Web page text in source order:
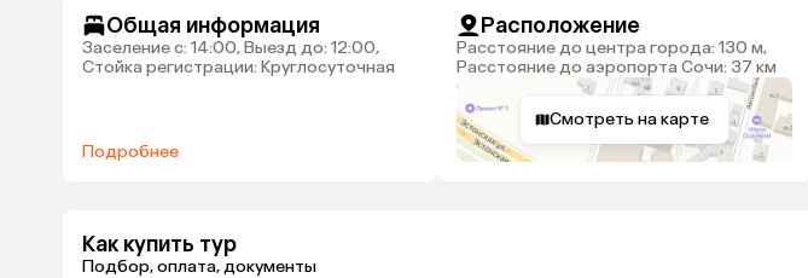
Общая информация
Заселение с: 14:00, Выезд до: 12:00,
Стойка регистрации: Круглосуточная
Подробнее
Расположение
Расстояние до центра города: 130 м,
Расстояние до аэропорта Сочи: 37 км
Смотреть на карте
Как купить тур
Подбор, оплата, документы